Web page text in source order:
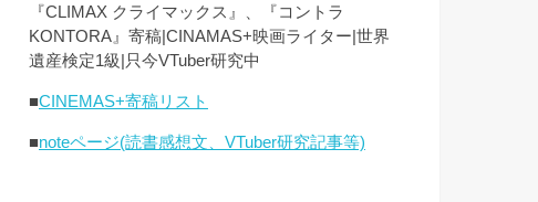
『CLIMAX クライマックス』、『コントラ
KONTORA』寄稿|CINAMAS+映画ライター|世界
遺産検定1級|只今VTuber研究中
■CINEMAS+寄稿リスト
■noteページ(読書感想文、VTuber研究記事等)